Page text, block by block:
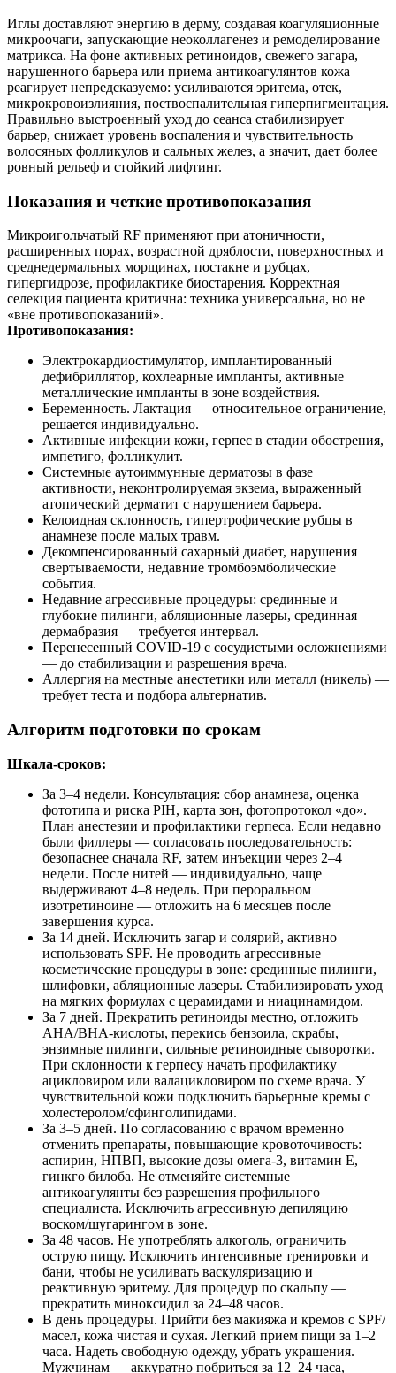
Иглы доставляют энергию в дерму, создавая коагуляционные
микроочаги, запускающие неоколлагенез и ремоделирование
матрикса. На фоне активных ретиноидов, свежего загара,
нарушенного барьера или приема антикоагулянтов кожа
реагирует непредсказуемо: усиливаются эритема, отек,
микрокровоизлияния, поствоспалительная гиперпигментация.
Правильно выстроенный уход до сеанса стабилизирует
барьер, снижает уровень воспаления и чувствительность
волосяных фолликулов и сальных желез, а значит, дает более
ровный рельеф и стойкий лифтинг.
Показания и четкие противопоказания
Микроигольчатый RF применяют при атоничности,
расширенных порах, возрастной дряблости, поверхностных и
среднедермальных морщинах, постакне и рубцах,
гипергидрозе, профилактике биостарения. Корректная
селекция пациента критична: техника универсальна, но не
«вне противопоказаний».
Противопоказания:
Электрокардиостимулятор, имплантированный
дефибриллятор, кохлеарные импланты, активные
металлические импланты в зоне воздействия.
Беременность. Лактация — относительное ограничение,
решается индивидуально.
Активные инфекции кожи, герпес в стадии обострения,
импетиго, фолликулит.
Системные аутоиммунные дерматозы в фазе
активности, неконтролируемая экзема, выраженный
атопический дерматит с нарушением барьера.
Келоидная склонность, гипертрофические рубцы в
анамнезе после малых травм.
Декомпенсированный сахарный диабет, нарушения
свертываемости, недавние тромбоэмболические
события.
Недавние агрессивные процедуры: срединные и
глубокие пилинги, абляционные лазеры, срединная
дермабразия — требуется интервал.
Перенесенный COVID-19 с сосудистыми осложнениями
— до стабилизации и разрешения врача.
Аллергия на местные анестетики или металл (никель) —
требует теста и подбора альтернатив.
Алгоритм подготовки по срокам
Шкала-сроков:
За 3–4 недели. Консультация: сбор анамнеза, оценка
фототипа и риска PIH, карта зон, фотопротокол «до».
План анестезии и профилактики герпеса. Если недавно
были филлеры — согласовать последовательность:
безопаснее сначала RF, затем инъекции через 2–4
недели. После нитей — индивидуально, чаще
выдерживают 4–8 недель. При пероральном
изотретиноине — отложить на 6 месяцев после
завершения курса.
За 14 дней. Исключить загар и солярий, активно
использовать SPF. Не проводить агрессивные
косметические процедуры в зоне: срединные пилинги,
шлифовки, абляционные лазеры. Стабилизировать уход
на мягких формулах с церамидами и ниацинамидом.
За 7 дней. Прекратить ретиноиды местно, отложить
AHA/BHA‑кислоты, перекись бензоила, скрабы,
энзимные пилинги, сильные ретиноидные сыворотки.
При склонности к герпесу начать профилактику
ацикловиром или валацикловиром по схеме врача. У
чувствительной кожи подключить барьерные кремы с
холестеролом/сфинголипидами.
За 3–5 дней. По согласованию с врачом временно
отменить препараты, повышающие кровоточивость:
аспирин, НПВП, высокие дозы омега‑3, витамин E,
гинкго билоба. Не отменяйте системные
антикоагулянты без разрешения профильного
специалиста. Исключить агрессивную депиляцию
воском/шугарингом в зоне.
За 48 часов. Не употреблять алкоголь, ограничить
острую пищу. Исключить интенсивные тренировки и
бани, чтобы не усиливать васкуляризацию и
реактивную эритему. Для процедур по скальпу —
прекратить миноксидил за 24–48 часов.
В день процедуры. Прийти без макияжа и кремов с SPF/
масел, кожа чистая и сухая. Легкий прием пищи за 1–2
часа. Надеть свободную одежду, убрать украшения.
Мужчинам — аккуратно побриться за 12–24 часа,